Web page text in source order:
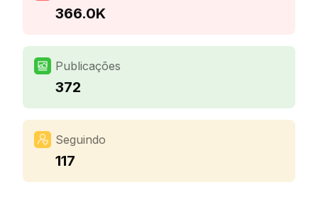
366.0K
Publicações
372
Seguindo
117